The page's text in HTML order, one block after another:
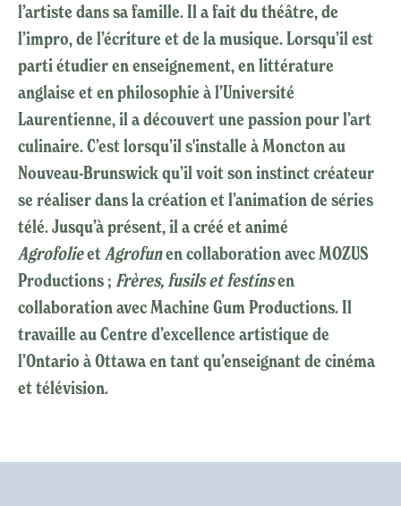
l’artiste dans sa famille. Il a fait du théâtre, de
l’impro, de l’écriture et de la musique. Lorsqu’il est
parti étudier en enseignement, en littérature
anglaise et en philosophie à l’Université
Laurentienne, il a découvert une passion pour l’art
culinaire. C’est lorsqu’il s'installe à Moncton au
Nouveau-Brunswick qu’il voit son instinct créateur
se réaliser dans la création et l’animation de séries
télé. Jusqu’à présent, il a créé et animé
AgrofolieetAgrofunen collaboration avec MOZUS
Productions ; Frères, fusils et festinsen
collaboration avec Machine Gum Productions. Il
travaille au Centre d’excellence artistique de
l’Ontario à Ottawa en tant qu’enseignant de cinéma
et télévision.